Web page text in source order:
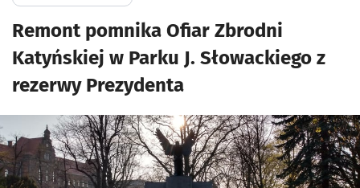
Remont pomnika Ofiar Zbrodni
Katyńskiej w Parku J. Słowackiego z
rezerwy Prezydenta
Kliknij, aby powiększyć